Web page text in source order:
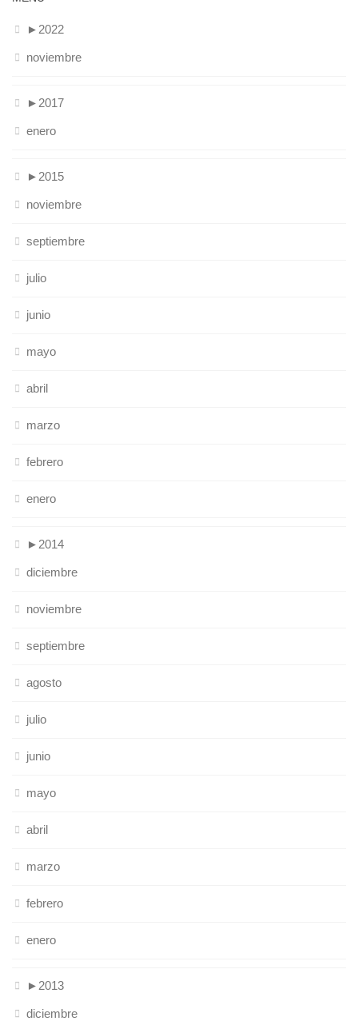
► 2022
noviembre
► 2017
enero
► 2015
noviembre
septiembre
julio
junio
mayo
abril
marzo
febrero
enero
► 2014
diciembre
noviembre
septiembre
agosto
julio
junio
mayo
abril
marzo
febrero
enero
► 2013
diciembre